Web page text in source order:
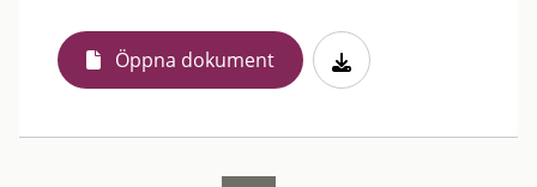
Öppna dokument